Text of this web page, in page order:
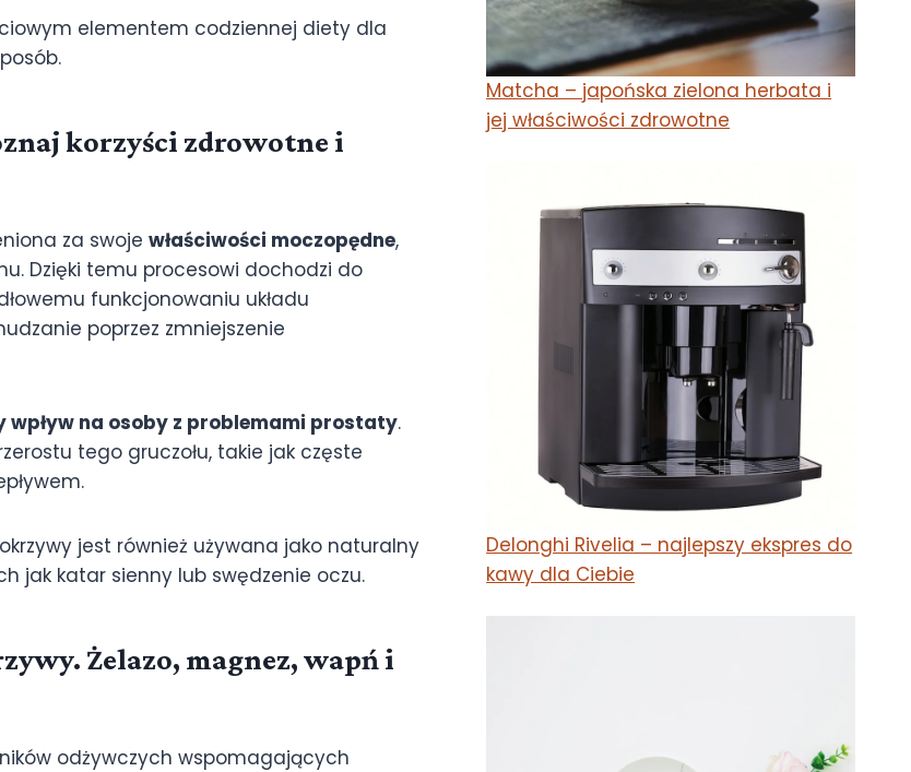
elementem codziennej diety dla
korzyści zdrowotne i
za swoje właściwości moczopędne,
Dzięki temu procesowi dochodzi do
funkcjonowaniu układu
poprzez zmniejszenie
wpływ na osoby z problemami prostaty.
tego gruczołu, takie jak częste
jest również używana jako naturalny
jak katar sienny lub swędzenie oczu.
Żelazo, magnez, wapń i
odżywczych wspomagających
Matcha – japońska zielona herbata i
jej właściwości zdrowotne
Delonghi Rivelia – najlepszy ekspres do
kawy dla Ciebie